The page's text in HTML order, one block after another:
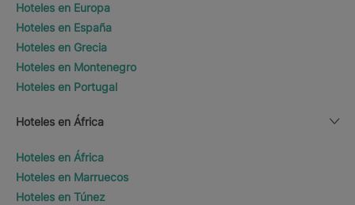
Hoteles en Europa
Hoteles en España
Hoteles en Grecia
Hoteles en Montenegro
Hoteles en Portugal
Hoteles en África
Hoteles en África
Hoteles en Marruecos
Hoteles en Túnez